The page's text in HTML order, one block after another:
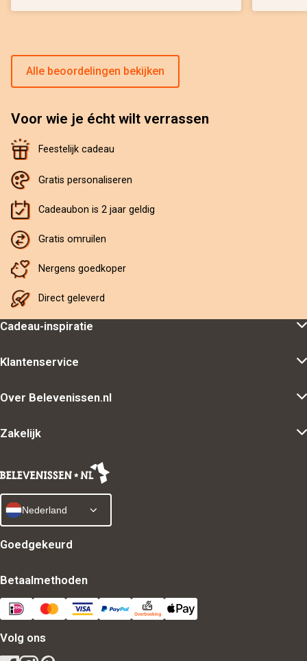
Alle beoordelingen bekijken
Voor wie je écht wilt verrassen
Feestelijk cadeau
Gratis personaliseren
Cadeaubon is 2 jaar geldig
Gratis omruilen
Nergens goedkoper
Direct geleverd
Cadeau-inspiratie
Klantenservice
Over Belevenissen.nl
Zakelijk
Nederland
Goedgekeurd
Betaalmethoden
Volg ons